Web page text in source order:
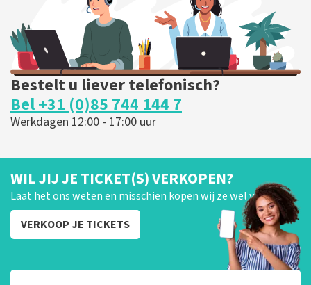
Bestelt u liever telefonisch?
Bel +31 (0)85 744 144 7
Werkdagen 12:00 - 17:00 uur
WIL JIJ JE TICKET(S) VERKOPEN?
Laat het ons weten en misschien kopen wij ze wel van je!
VERKOOP JE TICKETS